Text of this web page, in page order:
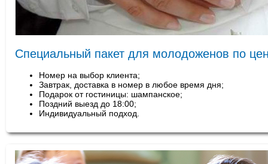
Специальный пакет для молодоженов по
Номер на выбор клиента;
Завтрак, доставка в номер в любое время дня;
Подарок от гостиницы: шампанское;
Поздний выезд до 18:00;
Индивидуальный подход.